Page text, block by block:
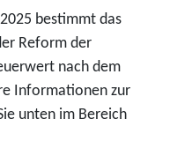
bestimmt das
Reform der
nach dem
Informationen zur
unten im Bereich